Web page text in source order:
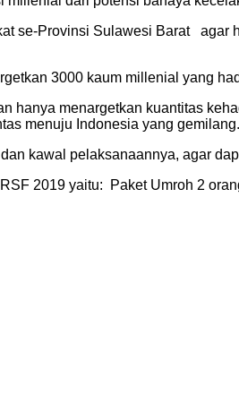
se-Provinsi Sulawesi Barat agar
3000 kaum millenial yang
hanya menargetkan kuantitas
menuju Indonesia yang gemilang.
kawal pelaksanaannya, agar
2019 yaitu: Paket Umroh 2